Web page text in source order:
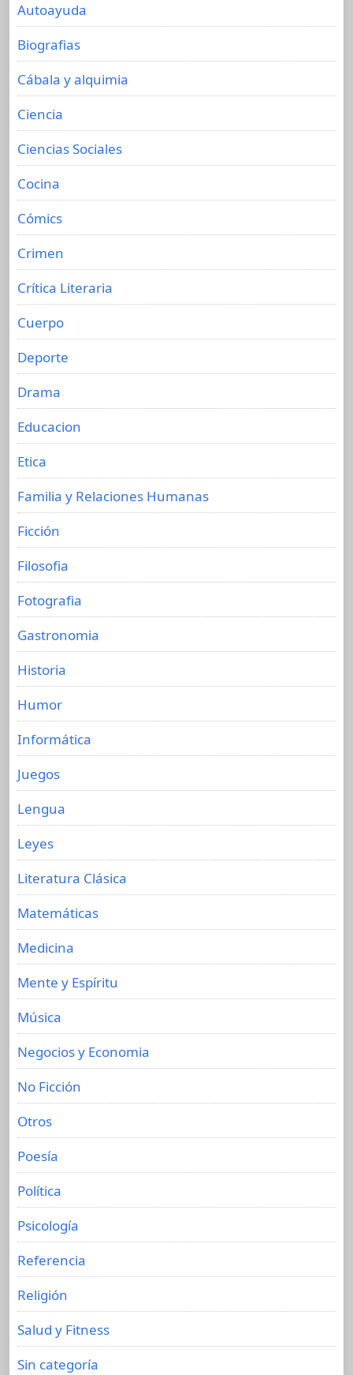
Autoayuda
Biografias
Cábala y alquimia
Ciencia
Ciencias Sociales
Cocina
Cómics
Crimen
Crítica Literaria
Cuerpo
Deporte
Drama
Educacion
Etica
Familia y Relaciones Humanas
Ficción
Filosofia
Fotografia
Gastronomia
Historia
Humor
Informática
Juegos
Lengua
Leyes
Literatura Clásica
Matemáticas
Medicina
Mente y Espíritu
Música
Negocios y Economia
No Ficción
Otros
Poesía
Política
Psicología
Referencia
Religión
Salud y Fitness
Sin categoría